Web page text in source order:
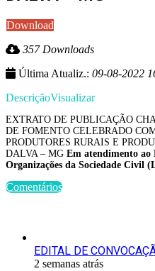
Download
357 Downloads
Última Atualiz.: 09-08-2022
DescriçãoVisualizar
EXTRATO DE PUBLICAÇÃO
DE FOMENTO CELEBRADO
PRODUTORES RURAIS E
DALVA – MG Em atendimento ao
Organizações da Sociedade Civil
Comentários
EDITAL DE
2 semanas atrás